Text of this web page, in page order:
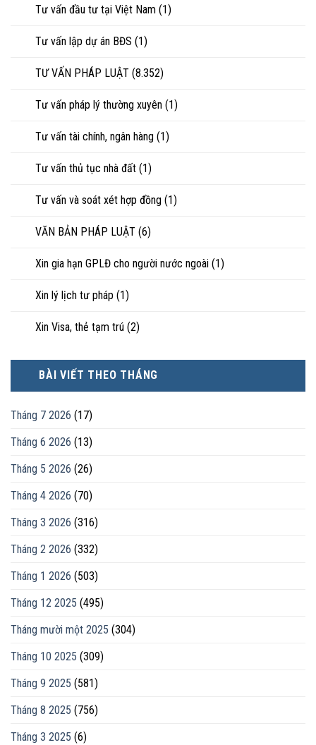
Tư vấn đầu tư tại Việt Nam (1)
Tư vấn lập dự án BĐS (1)
TƯ VẤN PHÁP LUẬT (8.352)
Tư vấn pháp lý thường xuyên (1)
Tư vấn tài chính, ngân hàng (1)
Tư vấn thủ tục nhà đất (1)
Tư vấn và soát xét hợp đồng (1)
VĂN BẢN PHÁP LUẬT (6)
Xin gia hạn GPLĐ cho người nước ngoài (1)
Xin lý lịch tư pháp (1)
Xin Visa, thẻ tạm trú (2)
BÀI VIẾT THEO THÁNG
Tháng 7 2026 (17)
Tháng 6 2026 (13)
Tháng 5 2026 (26)
Tháng 4 2026 (70)
Tháng 3 2026 (316)
Tháng 2 2026 (332)
Tháng 1 2026 (503)
Tháng 12 2025 (495)
Tháng mười một 2025 (304)
Tháng 10 2025 (309)
Tháng 9 2025 (581)
Tháng 8 2025 (756)
Tháng 3 2025 (6)